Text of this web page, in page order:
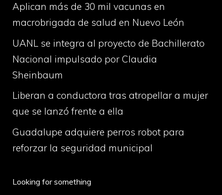
Aplican más de 30 mil vacunas en
macrobrigada de salud en Nuevo León
UANL se integra al proyecto de Bachillerato
Nacional impulsado por Claudia
Sheinbaum
Liberan a conductora tras atropellar a mujer
que se lanzó frente a ella
Guadalupe adquiere perros robot para
reforzar la seguridad municipal
Looking for something